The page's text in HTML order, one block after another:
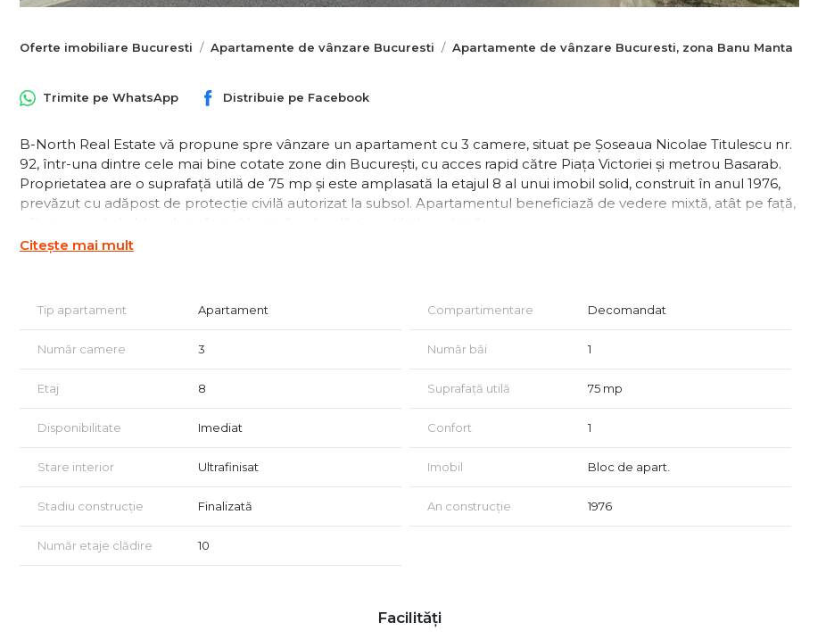
Oferte imobiliare Bucuresti Apartamente de vânzare Bucuresti Apartamente de vânzare Bucuresti, zona Banu Manta
Trimite pe WhatsApp Distribuie pe Facebook
B-North Real Estate vă propune spre vânzare un apartament cu 3 camere, situat pe Șoseaua Nicolae Titulescu nr.
92, într-una dintre cele mai bine cotate zone din București, cu acces rapid către Piața Victoriei și metrou Basarab.
Proprietatea are o suprafață utilă de 75 mp și este amplasată la etajul 8 al unui imobil solid, construit în anul 1976,
prevăzut cu adăpost de protecție civilă autorizat la subsol. Apartamentul beneficiază de vedere mixtă, atât pe față,
Locuința a fost renovată complet, inclusiv instalațiile electrice și sanitare, fiind pregătită pentru locuire imediată sau
Caracteristici principale:
Apartament de vânzare 3 camere în Titulescu
Suprafață utilă: 75 mp
Etaj 8
An construcție: 1976
Bloc cu adăpost de protecție civilă autorizat
Renovat complet (instalații electrice și sanitare noi)
Finisaje moderne
Vedere mixtă: față + spate
Compartimentare eficientă
Ideal pentru locuire sau investiție
Citește mai mult
Tip apartament Apartament Compartimentare Decomandat
Număr camere 3 Număr băi 1
Etaj 8 Suprafață utilă 75 mp
Disponibilitate Imediat Confort 1
Stare interior Ultrafinisat Imobil Bloc de apart.
Stadiu construcție Finalizată An construcție 1976
Număr etaje clădire 10
Facilități